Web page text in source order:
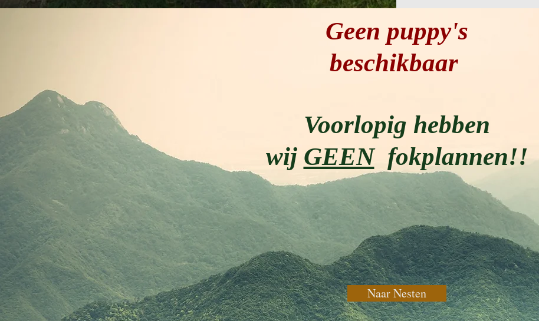
Geen puppy's
beschikbaar
Voorlopig hebben
wij GEENfokplannen!!
Naar Nesten